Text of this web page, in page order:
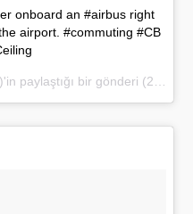
onboard an #airbus right
airport. #commuting #CB
paylaştığı bir gönderi (20 Nis 2017, 19:06 PDT